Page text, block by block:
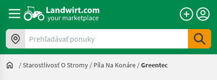
Prehľadávať ponuky
/Starostlivosť O Stromy / Píla Na Konáre /Greentec